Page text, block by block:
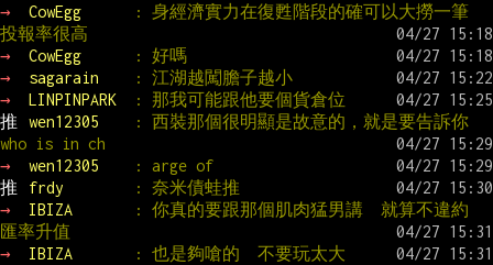
→
CowEgg
: 身經濟實力在復甦階段的確可以大撈一筆
投報率很高
→
CowEgg
: 好嗎
→
sagarain
: 江湖越闖膽子越小
→
LINPINPARK
: 那我可能跟他要個貨倉位
推
wen12305
: 西裝那個很明顯是故意的，就是要告訴你
who is in ch
→
wen12305
: arge of
推
frdy
: 奈米債蛙推
→
IBIZA
: 你真的要跟那個肌肉猛男講  就算不違約
匯率升值
→
IBIZA
: 也是夠嗆的  不要玩太大